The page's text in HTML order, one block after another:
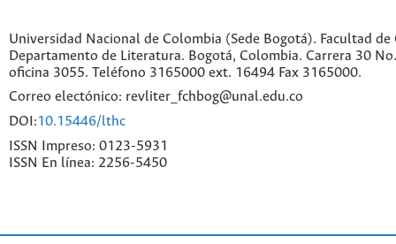
Universidad Nacional de Colombia (Sede Bogotá). Facultad de
Departamento de Literatura. Bogotá, Colombia. Carrera 30
oficina 3055. Teléfono 3165000 ext. 16494 Fax 3165000.
Correo electónico: revliter_fchbog@unal.edu.co
DOI:10.15446/lthc
ISSN Impreso: 0123-5931
ISSN En línea: 2256-5450